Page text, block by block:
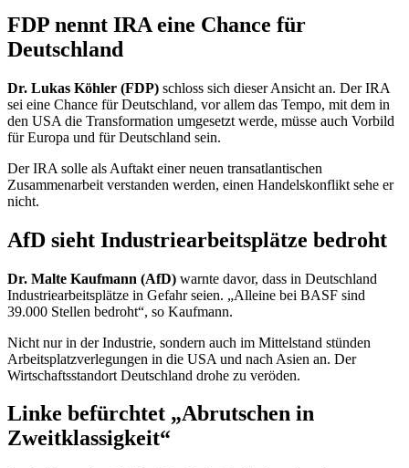
FDP nennt IRA eine Chance für
Deutschland
Dr. Lukas Köhler (FDP) schloss sich dieser Ansicht an. DerIRA
sei eine Chance für Deutschland, vor allem das Tempo, mit dem in
den USA die Transformation umgesetzt werde, müsse auch Vorbild
für Europa und für Deutschland sein.
DerIRA solle als Auftakt einer neuen transatlantischen
Zusammenarbeit verstanden werden, einen Handelskonflikt sehe er
nicht.
AfD sieht Industriearbeitsplätze bedroht
Dr. Malte Kaufmann (AfD) warnte davor, dass in Deutschland
Industriearbeitsplätze in Gefahr seien. „Alleine bei BASF sind
39.000 Stellen bedroht“, so Kaufmann.
Nicht nur in der Industrie, sondern auch im Mittelstand stünden
Arbeitsplatzverlegungen in die USA und nach Asien an. Der
Wirtschaftsstandort Deutschland drohe zu veröden.
Linke befürchtet „Abrutschen in
Zweitklassigkeit“